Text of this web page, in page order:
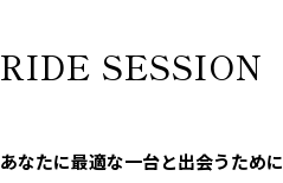
RIDE SESSION
あなたに最適な一台と出会うために